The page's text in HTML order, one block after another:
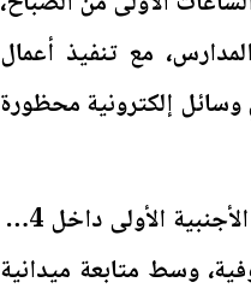
مع تنفيذ أعمال
إلكترونية محظورة
ويؤدي اليوم نحو 46 ألفًا و818 طالبًا وطالبة امتحان اللغة الأجنبية الأولى داخل 104
وسط متابعة ميدانية